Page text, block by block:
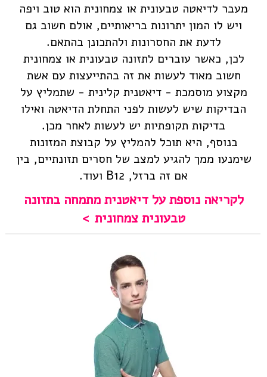
מעבר לדיאטה טבעונית או צמחונית הוא טוב ויפה
ויש לו המון יתרונות בריאותיים, אולם חשוב גם
לדעת את החסרונות ולהתכונן בהתאם.
לכן, כאשר עוברים לתזונה טבעונית או צמחונית
חשוב מאוד לעשות את זה בהתייעצות עם אשת
מקצוע מוסמכת - דיאטנית קלינית - שתמליץ על
הבדיקות שיש לעשות לפני התחלת הדיאטה ואילו
בדיקות תקופתיות יש לעשות לאחר מכן.
בנוסף, היא תוכל להמליץ על קבוצת המזונות
שימנעו ממך להגיע למצב של חסרים תזונתיים, בין
אם זה ברזל, B12 ועוד.
לקריאה נוספת על דיאטנית מתמחה בתזונה
טבעונית צמחונית